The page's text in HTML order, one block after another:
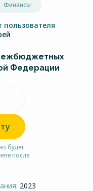
Финансы
пользователя
Федерации
будет
после
2023